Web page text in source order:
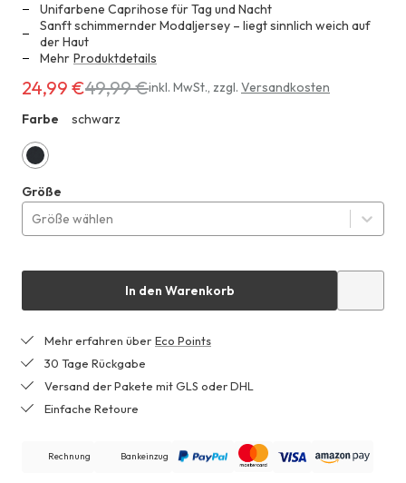
Unifarbene Caprihose für Tag und Nacht
Sanft schimmernder Modaljersey – liegt sinnlich weich auf
der Haut
Mehr Produktdetails
Erhältlich
24,99 €
anstatt
49,99 €
24,99 €49,99 €inkl. MwSt., zzgl. Versandkosten
Farbe
schwarz
Größe
Größe wählen
In den Warenkorb
Mehr erfahren über Eco Points
30 Tage Rückgabe
Versand der Pakete mit GLS oder DHL
Einfache Retoure
Rechnung Bankeinzug